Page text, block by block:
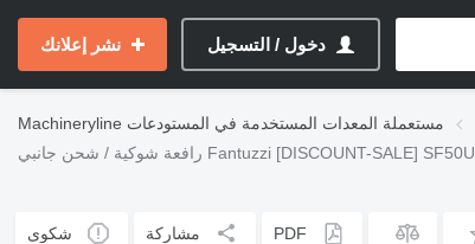
دخول / التسجيل نشر إعلانك
Machineryline مستعملة المعدات المستخدمة في المستودعات
رافعة شوكية / شحن جانبي Fantuzzi [DISCOUNT-SALE] SF50U
PDF مشاركة شكوى